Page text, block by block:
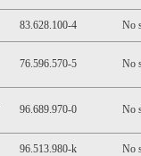
83.628.100-4 No
76.596.570-5 No
96.689.970-0 No
96.513.980-k No